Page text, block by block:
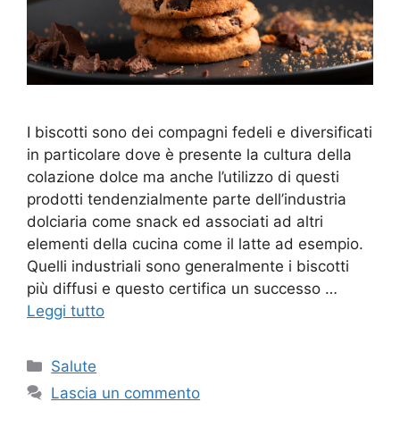
I biscotti sono dei compagni fedeli e diversificati
in particolare dove è presente la cultura della
colazione dolce ma anche l’utilizzo di questi
prodotti tendenzialmente parte dell’industria
dolciaria come snack ed associati ad altri
elementi della cucina come il latte ad esempio.
Quelli industriali sono generalmente i biscotti
più diffusi e questo certifica un successo …
Leggi tutto
Categorie
Salute
Lascia un commento